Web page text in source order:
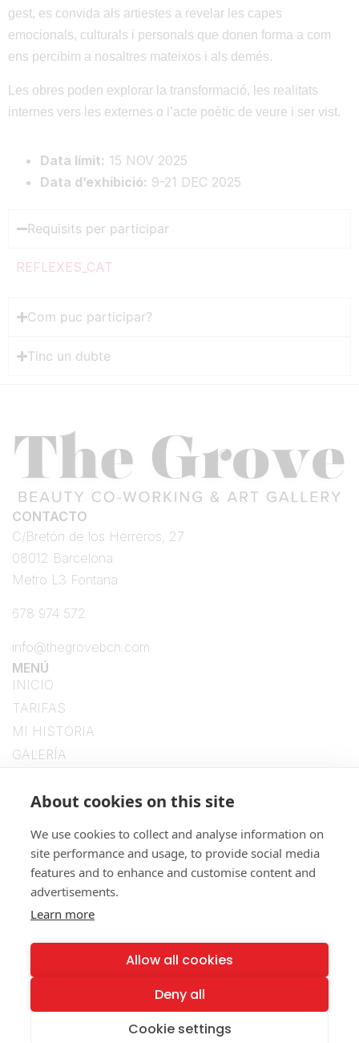
gest, es convida als artiestes a revelar les capes
emocionals, culturals i personals que donen forma a com
ens percibim a nosaltres mateixos i als demés.
Les obres poden explorar la transformació, les realitats
internes vers les externes o l’acte poètic de veure i ser vist.
Data límit: 15 NOV 2025
Data d’exhibició: 9-21 DEC 2025
Requisits per participar
REFLEXES_CAT
Com puc participar?
Tinc un dubte
CONTACTO
C/Bretón de los Herreros, 27
08012 Barcelona
Metro L3 Fontana
678 974 572
info@thegrovebcn.com
MENÚ
INICIO
TARIFAS
MI HISTORIA
GALERÍA
SíGUENOS
NUESTRAS POLÍTICAS
Política de Cookies
About cookies on this site
We use cookies to collect and analyse information on
site performance and usage, to provide social media
features and to enhance and customise content and
advertisements.
Learn more
Allow all cookies
Deny all
Cookie settings